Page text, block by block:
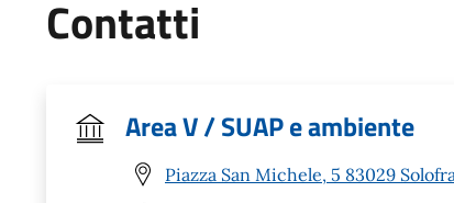
Contatti
Area V / SUAP e ambiente
Piazza San Michele, 5 83029